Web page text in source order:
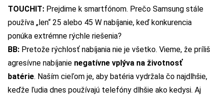
TOUCHIT: Prejdime k smartfónom. Prečo Samsung stále
používa „len“ 25 alebo 45 W nabíjanie, keď konkurencia
ponúka extrémne rýchle riešenia?
BB: Pretože rýchlosť nabíjania nie je všetko. Vieme, že príliš
agresívne nabíjanie negatívne vplýva na životnosť
batérie. Naším cieľom je, aby batéria vydržala čo najdlhšie,
keďže ľudia dnes používajú telefóny dlhšie ako kedysi. Aj